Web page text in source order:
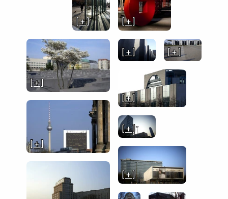
[ + ]
[ + ]
[ + ]
[ + ] [ + ]
[ + ]
[ + ]
[ + ]
[ + ]